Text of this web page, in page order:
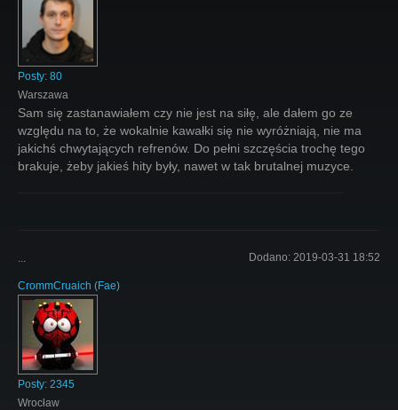
Posty: 80
Warszawa
Sam się zastanawiałem czy nie jest na siłę, ale dałem go ze
względu na to, że wokalnie kawałki się nie wyróżniają, nie ma
jakichś chwytających refrenów. Do pełni szczęścia trochę tego
brakuje, żeby jakieś hity były, nawet w tak brutalnej muzyce.
Dodano: 2019-03-31 18:52
CrommCruaich (Fae)
Posty: 2345
Wrocław